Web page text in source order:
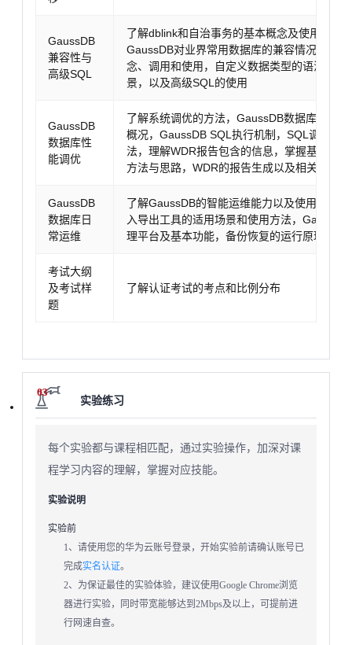
GaussDB
兼容性与
高级SQL
了解dblink和自治事务的基本概念及使用，掌
GaussDB对业界常用数据库的兼容情况，高
念、调用和使用，自定义数据类型的语法格式
景，以及高级SQL的使用
GaussDB
数据库性
能调优
了解系统调优的方法，GaussDB数据库内核
概况，GaussDB SQL执行机制，SQL调优的
法，理解WDR报告包含的信息，掌握基本的
方法与思路，WDR的报告生成以及相关GUC
GaussDB
数据库日
常运维
了解GaussDB的智能运维能力以及使用方法
入导出工具的适用场景和使用方法，
理平台及基本功能，备份恢复的运行原理及备
考试大纲
及考试样
题
了解认证考试的考点和比例分布
03
实验练习
每个实验都与课程相匹配，通过实验操作，加深对课
程学习内容的理解，掌握对应技能。
实验说明
实验前
1、请使用您的华为云账号登录，开始实验前请确认账号已
完成实名认证。
2、为保证最佳的实验体验，建议使用Google Chrome浏览
器进行实验，同时带宽能够达到2Mbps及以上，可提前进
行网速自查。